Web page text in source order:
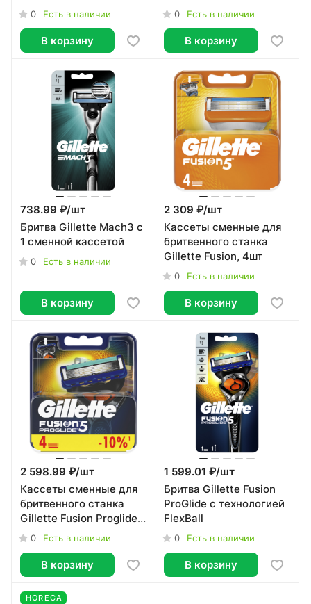
питания)
0 Есть в наличии
В корзину
сменными кассетами
0 Есть в наличии
В корзину
738.99 ₽/шт
Бритва Gillette Mach3 c
1 сменной кассетой
0 Есть в наличии
В корзину
2 309 ₽/шт
Кассеты сменные для
бритвенного станка
Gillette Fusion, 4шт
0 Есть в наличии
В корзину
2 598.99 ₽/шт
Кассеты сменные для
бритвенного станка
Gillette Fusion Proglide
4шт
0 Есть в наличии
В корзину
1 599.01 ₽/шт
Бритва Gillette Fusion
ProGlide с технологией
FlexBall
0 Есть в наличии
В корзину
HORECA